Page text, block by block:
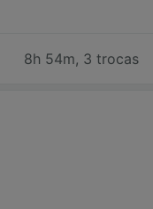
8h 54m, 3 trocas